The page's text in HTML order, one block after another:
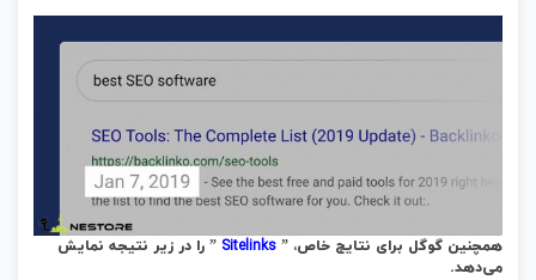
همچنین گوگل برای نتایج خاص، ” Sitelinks ” را در زیر نتیجه نمایش
می‌دهد.